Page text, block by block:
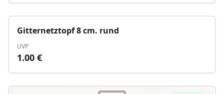
Gitternetztopf 8 cm. rund
UVP
1.00 €